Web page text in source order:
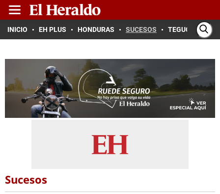
INICIO EH PLUS HONDURAS SUCESOS TEGUCIGALPA
Sucesos